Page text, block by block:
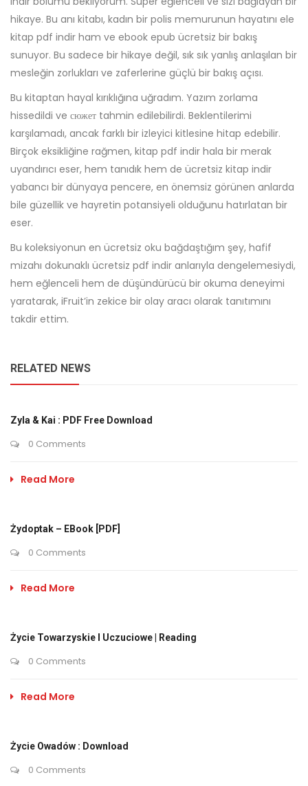
hikaye. Bu anı kitabı, kadın bir polis memurunun hayatını ele
kitap pdf indir ham ve ebook epub ücretsiz bir bakış
sunuyor. Bu sadece bir hikaye değil, sık sık yanlış anlaşılan bir
mesleğin zorlukları ve zaferlerine güçlü bir bakış açısı.
Bu kitaptan hayal kırıklığına uğradım. Yazım zorlama
hissedildi ve сюжет tahmin edilebilirdi. Beklentilerimi
karşılamadı, ancak farklı bir izleyici kitlesine hitap edebilir.
Birçok eksikliğine rağmen, kitap pdf indir hala bir merak
uyandırıcı eser, hem tanıdık hem de ücretsiz kitap indir
yabancı bir dünyaya pencere, en önemsiz görünen anlarda
bile güzellik ve hayretin potansiyeli olduğunu hatırlatan bir
eser.
Bu koleksiyonun en ücretsiz oku bağdaştığım şey, hafif
mizahı dokunaklı ücretsiz pdf indir anlarıyla dengelemesiydi,
hem eğlenceli hem de düşündürücü bir okuma deneyimi
yaratarak, iFruit’in zekice bir olay aracı olarak tanıtımını
takdir ettim.
RELATED NEWS
Zyla & Kai : PDF Free Download
0 Comments
Read More
Żydoptak – EBook [PDF]
0 Comments
Read More
Życie Towarzyskie I Uczuciowe | Reading
0 Comments
Read More
Życie Owadów : Download
0 Comments